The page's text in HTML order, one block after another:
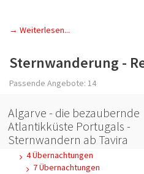
→ Weiterlesen...
Sternwanderung -
Passende Angebote: 14
Algarve - die bezaubernde
Atlantikküste Portugals -
Sternwandern ab Tavira
4 Übernachtungen
7 Übernachtungen